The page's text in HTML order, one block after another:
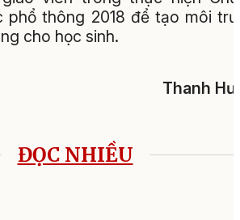
phổ thông 2018 để tạo môi
cho học sinh.
Thanh
ĐỌC NHIỀU